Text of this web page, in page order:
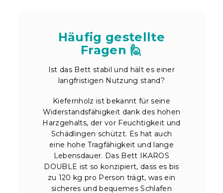
Häufig gestellte
Fragen 🙋
Ist das Bett stabil und hält es einer
langfristigen Nutzung stand?
Kiefernholz ist bekannt für seine
Widerstandsfähigkeit dank des hohen
Harzgehalts, der vor Feuchtigkeit und
Schädlingen schützt. Es hat auch
eine hohe Tragfähigkeit und lange
Lebensdauer. Das Bett IKAROS
DOUBLE ist so konzipiert, dass es bis
zu 120 kg pro Person trägt, was ein
sicheres und bequemes Schlafen